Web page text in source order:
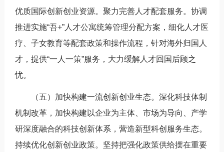
优质国际创新创业资源。聚力完善人才配套服务。协调
推进实施“吾+”人才公寓统筹管理分配方案，细化人才医
疗、子女教育等配套政策和操作流程，针对海外归国人
才，提供“一人一策”服务，大力缓解人才回国后顾之
忧。
（五）加快构建一流创新创业生态。深化科技体制
机制改革，加快构建以企业为主体、市场为导向、产学
研深度融合的科技创新体系，营造新型科创服务生态。
持续优化创新创业政策。坚持把强化政策供给摆在重要